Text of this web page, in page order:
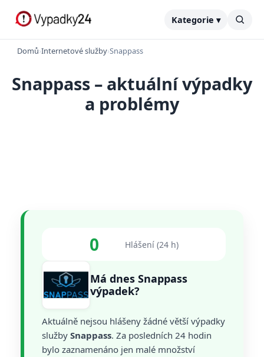
Kategorie ▾
Domů›Internetové služby›Snappass
Snappass – aktuální výpadky
a problémy
0 Hlášení (24 h)
Má dnes Snappass
výpadek?
Aktuálně nejsou hlášeny žádné větší výpadky
služby Snappass. Za posledních 24 hodin
bylo zaznamenáno jen malé množství